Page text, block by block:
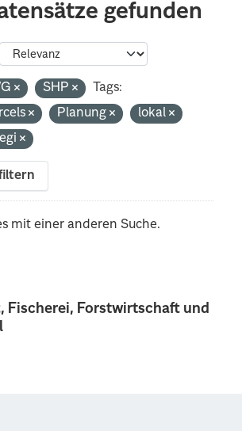
Fischerei, Forstwirtschaft und
gefunden
SHP
Tags:
Planung
lokal
mit einer anderen Suche.